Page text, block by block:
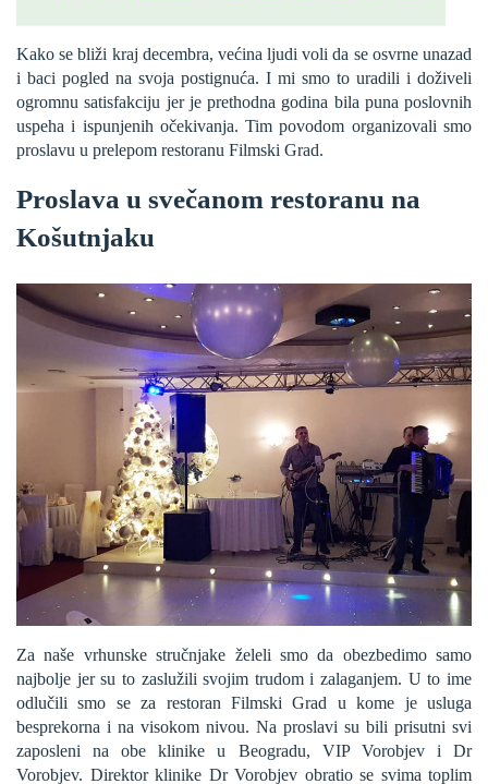
Kako se bliži kraj decembra, većina ljudi voli da se osvrne unazad
i baci pogled na svoja postignuća. I mi smo to uradili i doživeli
ogromnu satisfakciju jer je prethodna godina bila puna poslovnih
uspeha i ispunjenih očekivanja. Tim povodom organizovali smo
proslavu u prelepom restoranu Filmski Grad.
Proslava u svečanom restoranu na
Košutnjaku
Za naše vrhunske stručnjake želeli smo da obezbedimo samo
najbolje jer su to zaslužili svojim trudom i zalaganjem. U to ime
odlučili smo se za restoran Filmski Grad u kome je usluga
besprekorna i na visokom nivou. Na proslavi su bili prisutni svi
zaposleni na obe klinike u Beogradu, VIP Vorobjev i Dr
Vorobjev. Direktor klinike Dr Vorobjev obratio se svima toplim